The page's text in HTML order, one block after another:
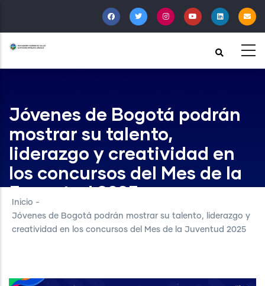
al
contenido
principal
Jóvenes de Bogotá podrán
mostrar su talento,
liderazgo y creatividad en
los concursos del Mes de la
Juventud 2025
Inicio -
Jóvenes de Bogotá podrán mostrar su talento, liderazgo y
creatividad en los concursos del Mes de la Juventud 2025